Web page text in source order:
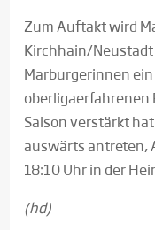
Zum Auftakt wird
Kirchhain/
Marburgerinnen
oberligaerfahrenen
Saison verstärkt
auswärts antreten,
18:10 Uhr in der
(hd)